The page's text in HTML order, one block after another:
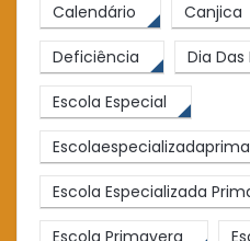
Calendário Canjica
Deficiência Dia Das
Escola Especial
Escola Especializada
Escola Primavera